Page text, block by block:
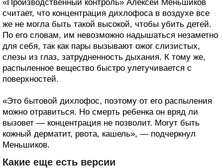
«Производственный контроль» Алексей Меньшиков
считает, что концентрация дихлофоса в воздухе все
же не могла быть такой высокой, чтобы убить детей.
По его словам, им невозможно надышаться незаметно
для себя, так как пары вызывают ожог слизистых,
слезы из глаз, затрудненность дыхания. К тому же,
распыленное вещество быстро улетучивается с
поверхностей.
«Это бытовой дихлофос, поэтому от его распыления
можно отравиться. Но смерть ребенка он вряд ли
вызовет — концентрация не позволит. Могут быть
кожный дерматит, рвота, кашель», — подчеркнул
Меньшиков.
Какие еще есть версии